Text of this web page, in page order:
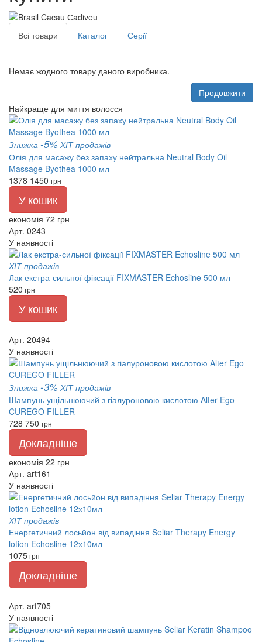
Всі товари Каталог Серії
Немає жодного товару даного виробника.
Продовжити
Найкраще для миття волосся
Знижка -5% ХІТ продажів
Олія для масажу без запаху нейтральна Neutral Body Oil
Massage Byothea 1000 мл
1378 1450 грн
У кошик
економія 72 грн
Арт. 0243
У наявності
ХІТ продажів
Лак екстра-сильної фіксації FIXMASTER Echosline 500 мл
520 грн
У кошик
Арт. 20494
У наявності
Знижка -3% ХІТ продажів
Шампунь ущільнюючий з гіалуроновою кислотою Alter Ego
CUREGO FILLER
728 750 грн
Докладніше
економія 22 грн
Арт. art161
У наявності
ХІТ продажів
Енергетичний лосьйон від випадіння Seliar Therapy Energy
lotion Echosline 12х10мл
1075грн
Докладніше
Арт. art705
У наявності